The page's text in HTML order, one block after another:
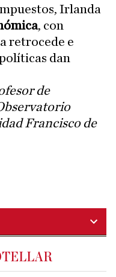
Irlanda
, con
retrocede e
dan
de
Francisco de